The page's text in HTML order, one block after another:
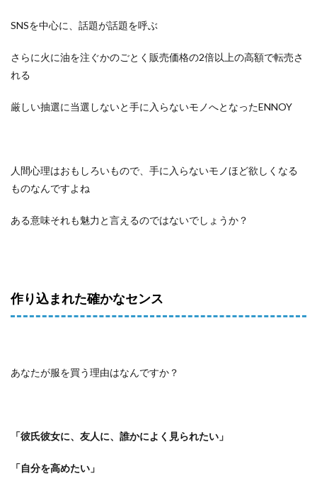
SNSを中心に、話題が話題を呼ぶ
さらに火に油を注ぐかのごとく販売価格の2倍以上の高額で転売さ
れる
厳しい抽選に当選しないと手に入らないモノへとなったENNOY
人間心理はおもしろいもので、手に入らないモノほど欲しくなる
ものなんですよね
ある意味それも魅力と言えるのではないでしょうか？
作り込まれた確かなセンス
あなたが服を買う理由はなんですか？
「彼氏彼女に、友人に、誰かによく見られたい」
「自分を高めたい」